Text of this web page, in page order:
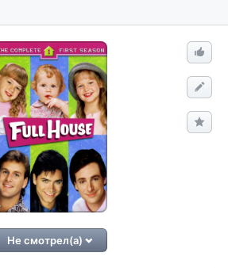
Не смотрел(а)